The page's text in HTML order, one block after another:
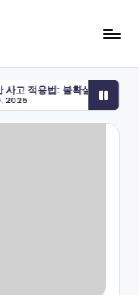
용법: 불확실한 판단을 갱신하